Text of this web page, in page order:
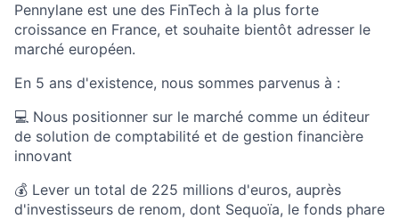
Pennylane est une des FinTech à la plus forte
croissance en France, et souhaite bientôt adresser le
marché européen.
En 5 ans d'existence, nous sommes parvenus à :
💻 Nous positionner sur le marché comme un éditeur
de solution de comptabilité et de gestion financière
innovant
💰 Lever un total de 225 millions d'euros, auprès
d'investisseurs de renom, dont Sequoïa, le fonds phare